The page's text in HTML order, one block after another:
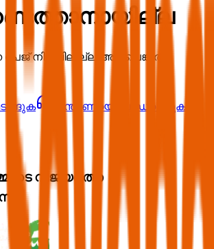
നിലവിലില്ല അല്ലെങ്കിൽ
പിന്തുണയെ ബന്ധപ്പെടുക
വിജയത്തെ